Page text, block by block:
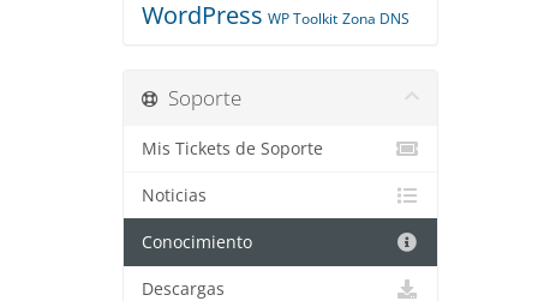
WordPress WP Toolkit Zona DNS
Soporte
Mis Tickets de Soporte
Noticias
Conocimiento
Descargas